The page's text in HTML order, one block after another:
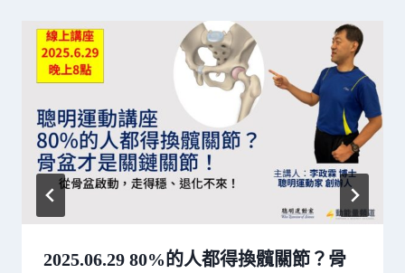
2025.06.29 80%的人都得換髖關節？骨